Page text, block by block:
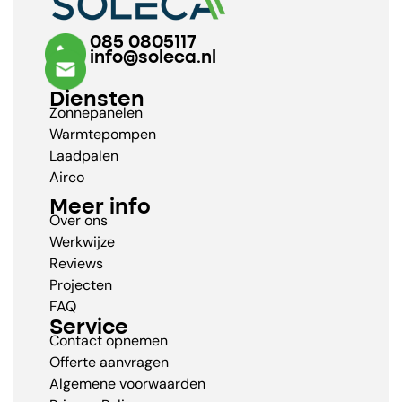
085 0805117
info@soleca.nl
Diensten
Zonnepanelen
Warmtepompen
Laadpalen
Airco
Meer info
Over ons
Werkwijze
Reviews
Projecten
FAQ
Service
Contact opnemen
Offerte aanvragen
Algemene voorwaarden